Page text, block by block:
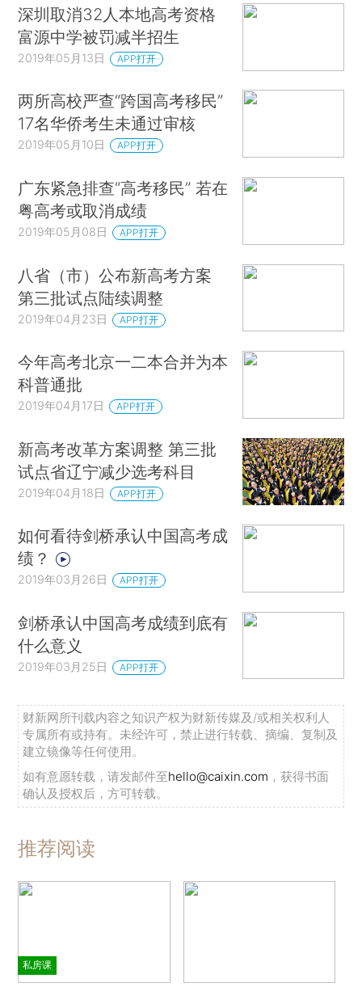
深圳取消32人本地高考资格
富源中学被罚减半招生
2019年05月13日 APP打开
两所高校严查“跨国高考移民”
17名华侨考生未通过审核
2019年05月10日 APP打开
广东紧急排查“高考移民” 若在
粤高考或取消成绩
2019年05月08日 APP打开
八省（市）公布新高考方案
第三批试点陆续调整
2019年04月23日 APP打开
今年高考北京一二本合并为本
科普通批
2019年04月17日 APP打开
新高考改革方案调整 第三批
试点省辽宁减少选考科目
2019年04月18日 APP打开
如何看待剑桥承认中国高考成
绩？
2019年03月26日 APP打开
剑桥承认中国高考成绩到底有
什么意义
2019年03月25日 APP打开
财新网所刊载内容之知识产权为财新传媒及/或相关权利人
专属所有或持有。未经许可，禁止进行转载、摘编、复制及
建立镜像等任何使用。
如有意愿转载，请发邮件至hello@caixin.com ，获得书面
确认及授权后，方可转载。
推荐阅读
私房课